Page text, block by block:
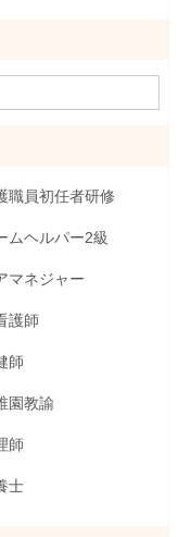
職員初任者研修
ムヘルパー2級
マネジャー
護師
師
園教諭
師
士